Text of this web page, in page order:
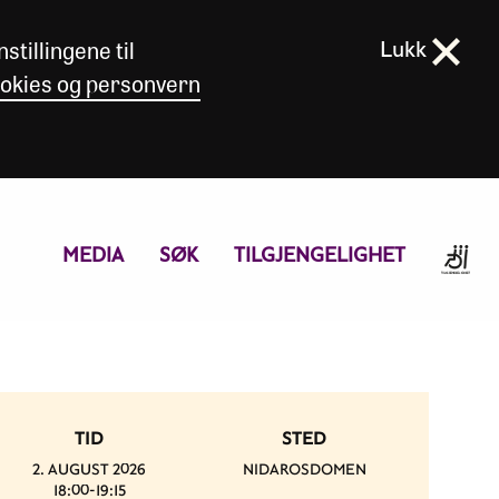
til
og personvern
Lukk
MEDIA SØK TILGJENGELIGHET
TID
2. AUGUST 2026
18:00-19:15
STED
NIDAROSDOMEN